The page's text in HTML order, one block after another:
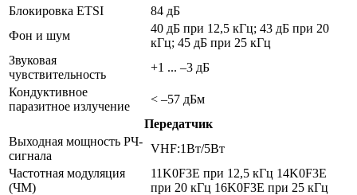
Блокировка ETSI
84 дБ
Фон и шум
40 дБ при 12,5 кГц; 43 дБ при 20
кГц; 45 дБ при 25 кГц
Звуковая
чувствительность
+1 ... –3 дБ
Кондуктивное
паразитное излучение
< –57 дБм
Передатчик
Выходная мощность РЧ-
сигнала
VHF:1Вт/5Вт
Частотная модуляция
(ЧМ)
11K0F3E при 12,5 кГц 14K0F3E
при 20 кГц 16K0F3E при 25 кГц